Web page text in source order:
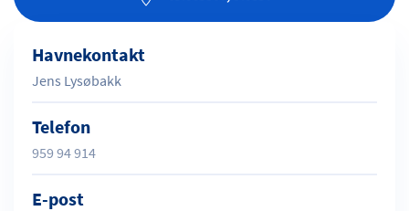
Havnekontakt
Jens Lysøbakk
Telefon
959 94 914
E-post